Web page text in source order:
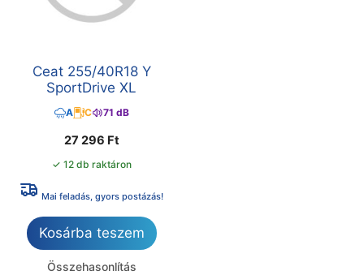
Ceat 255/40R18 Y
SportDrive XL
A C 71 dB
27 296 Ft
✓ 12 db raktáron
Mai feladás, gyors postázás!
Kosárba teszem
Összehasonlítás